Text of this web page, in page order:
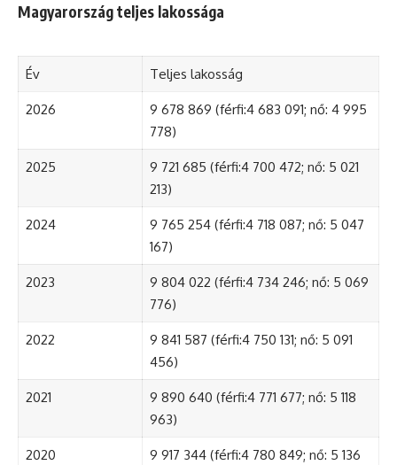
Magyarország teljes lakossága
Év Teljes lakosság
2026
9 678 869 (férfi:4 683 091; nő: 4 995
778)
2025
9 721 685 (férfi:4 700 472; nő: 5 021
213)
2024
9 765 254 (férfi:4 718 087; nő: 5 047
167)
2023
9 804 022 (férfi:4 734 246; nő: 5 069
776)
2022
9 841 587 (férfi:4 750 131; nő: 5 091
456)
2021
9 890 640 (férfi:4 771 677; nő: 5 118
963)
2020
9 917 344 (férfi:4 780 849; nő: 5 136